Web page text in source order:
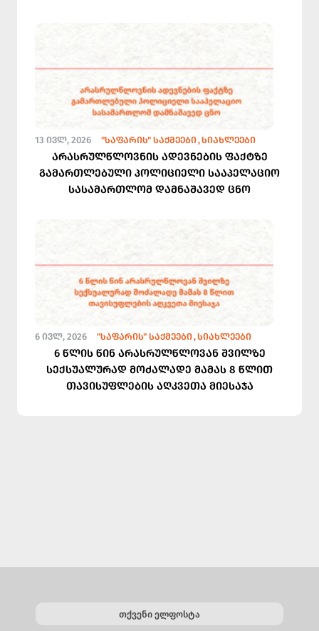
13 ᲘᲕᲚ, 2026 "ᲡᲐᲤᲐᲠᲘᲡ" ᲡᲐᲥᲛᲔᲔᲑᲘ ᲡᲘᲐᲮᲚᲔᲔᲑᲘ
არასრულწლოვნის ადევნების ფაქტზე
გამართლებული პოლიციელი სააპელაციო
სასამართლომ დამნაშავედ ცნო
6 ᲘᲕᲚ, 2026 "ᲡᲐᲤᲐᲠᲘᲡ" ᲡᲐᲥᲛᲔᲔᲑᲘ ᲡᲘᲐᲮᲚᲔᲔᲑᲘ
6 წლის წინ არასრულწლოვან შვილზე
სექსუალურად მოძალადე მამას 8 წლით
თავისუფლების აღკვეთა მიესაჯა